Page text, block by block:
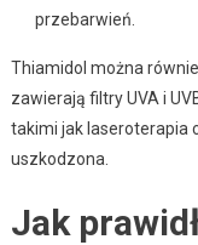
przebarwień.
Thiamidol można
zawierają filtry UVA i
takimi jak laseroterapia
uszkodzona.
Jak